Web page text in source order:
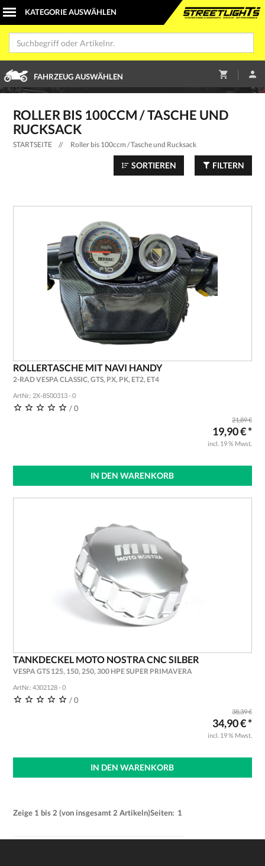
FAHRZEUG AUSWÄHLEN |
ROLLER BIS 100CCM / TASCHE UND
RUCKSACK
STARTSEITE // Roller bis 100ccm / Tasche und Rucksack
SORTIEREN FILTERN
ROLLERTASCHE MIT NAVI HANDY
2-RAD VESPA CLASSIC, GTS, PX, PK, ET2, ET4
ArtNr.: 2X-8500313 - 0
/ 0
21,89 €
19,90 € *
incl. 19 % Mwst.
IN DEN WARENKORB
TANKDECKEL MOTO NOSTRA CNC SILBER
VESPA GTS 125, 150, 250, 300 HPE SUPER PRIMAVERA
ArtNr.: 4302128 - 0
/ 0
38,39 €
34,90 € *
incl. 19 % Mwst.
IN DEN WARENKORB
Zeige 1 bis 2 (von insgesamt 2 Artikeln)Seiten: 1